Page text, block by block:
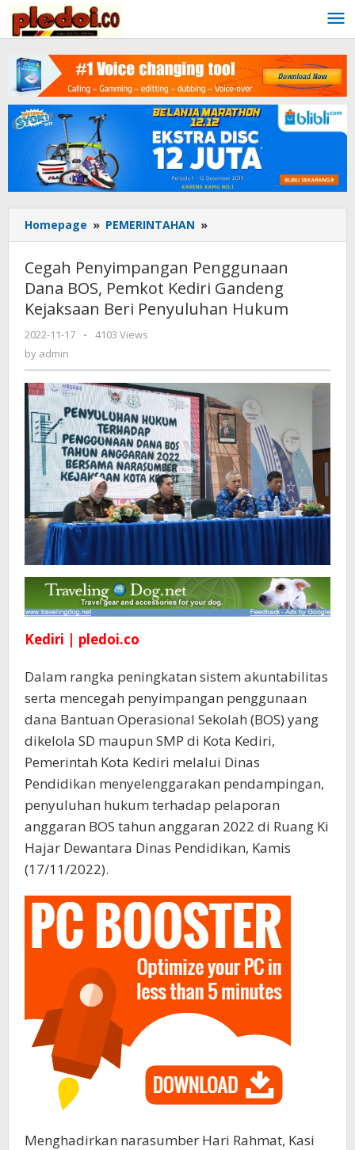
content
Homepage » PEMERINTAHAN »
Penyimpangan
Dana
BOS,
Pemkot
Beri
Hukum
Cegah Penyimpangan Penggunaan
Dana BOS, Pemkot Kediri Gandeng
Kejaksaan Beri Penyuluhan Hukum
2022-11-17
by
-
4103 Views
by admin
Kediri | pledoi.co
Dalam rangka peningkatan sistem akuntabilitas
serta mencegah penyimpangan penggunaan
dana Bantuan Operasional Sekolah (BOS) yang
dikelola SD maupun SMP di Kota Kediri,
Pemerintah Kota Kediri melalui Dinas
Pendidikan menyelenggarakan pendampingan,
penyuluhan hukum terhadap pelaporan
anggaran BOS tahun anggaran 2022 di Ruang Ki
Hajar Dewantara Dinas Pendidikan, Kamis
(17/11/2022).
Menghadirkan narasumber Hari Rahmat, Kasi